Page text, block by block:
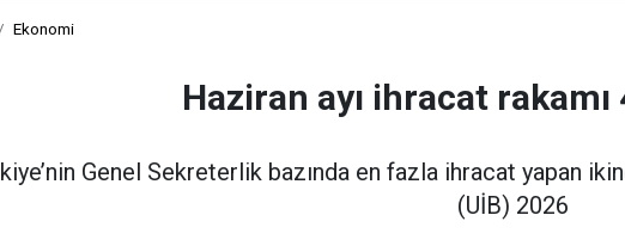
Ekonomi
Haziran ayı ihracat
Genel Sekreterlik bazında en fazla ihracat yapan
(UİB) 2026